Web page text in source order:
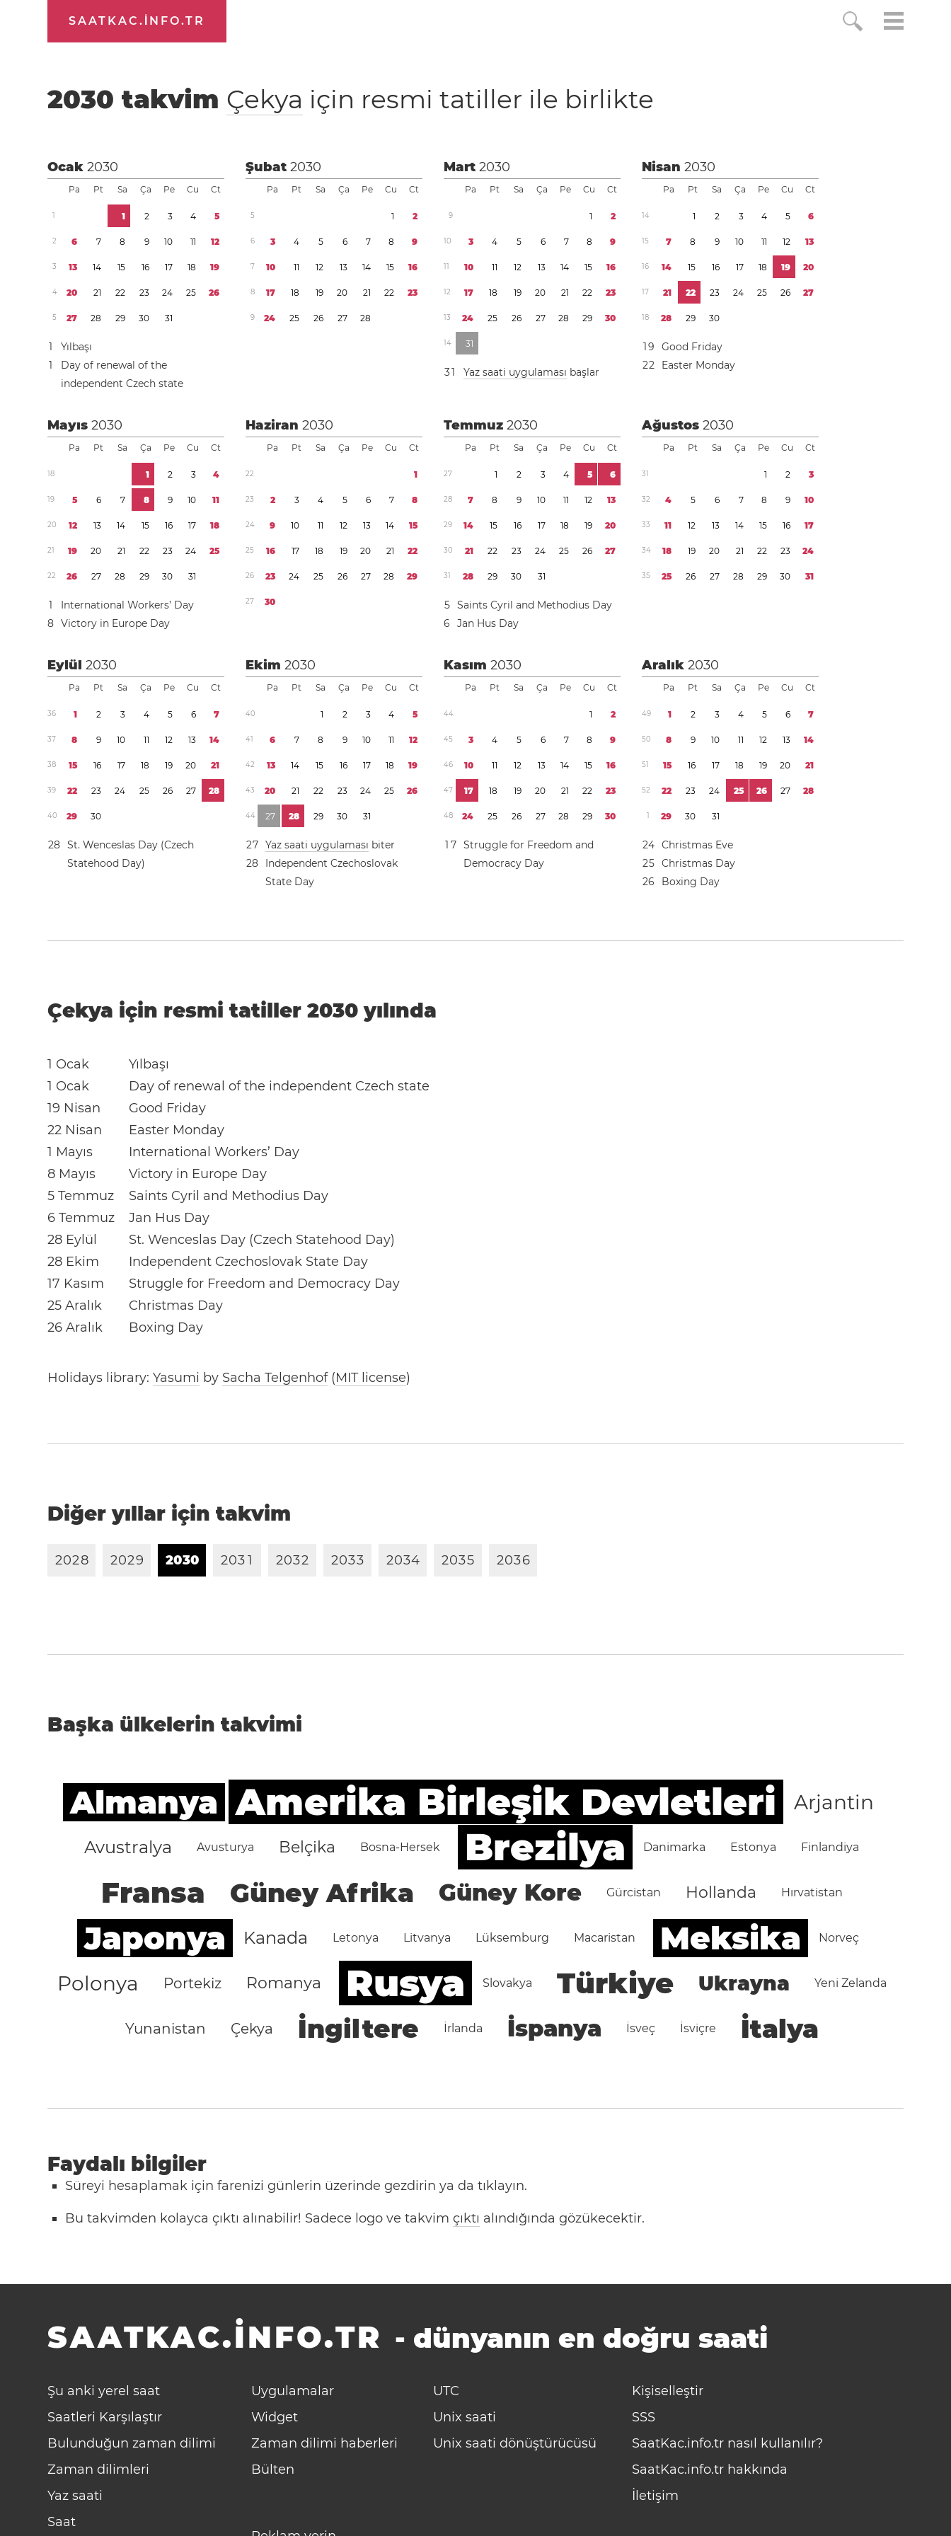
SAATKAC.INFO.TR
2030 takvim Çekya için resmi tatiller ile birlikte
Ocak2030
Pa Pt Sa Ça Pe Cu Ct
1 1 2 3 4 5
2 6 7 8 9 10 11 12
3 13 14 15 16 17 18 19
4 20 21 22 23 24 25 26
5 27 28 29 30 31
1
Yılbaşı
1
Day of renewal of the
independent Czech state
Şubat2030
Pa Pt Sa Ça Pe Cu Ct
5 1 2
6 3 4 5 6 7 8 9
7 10 11 12 13 14 15 16
8 17 18 19 20 21 22 23
9 24 25 26 27 28
Mart2030
Pa Pt Sa Ça Pe Cu Ct
9 1 2
10 3 4 5 6 7 8 9
11 10 11 12 13 14 15 16
12 17 18 19 20 21 22 23
13 24 25 26 27 28 29 30
14 31
31 Yaz saati uygulaması başlar
Nisan2030
Pa Pt Sa Ça Pe Cu Ct
14 1 2 3 4 5 6
15 7 8 9 10 11 12 13
16 14 15 16 17 18 19 20
17 21 22 23 24 25 26 27
18 28 29 30
19
Good Friday
22 Easter Monday
Mayıs2030
Pa Pt Sa Ça Pe Cu Ct
18 1 2 3 4
19 5 6 7 8 9 10 11
20 12 13 14 15 16 17 18
21 19 20 21 22 23 24 25
22 26 27 28 29 30 31
1
International Workers’ Day
8 Victory in Europe Day
Haziran2030
Pa Pt Sa Ça Pe Cu Ct
22 1
23 2 3 4 5 6 7 8
24 9 10 11 12 13 14 15
25 16 17 18 19 20 21 22
26 23 24 25 26 27 28 29
27 30
Temmuz2030
Pa Pt Sa Ça Pe Cu Ct
27 1 2 3 4 5 6
28 7 8 9 10 11 12 13
29 14 15 16 17 18 19 20
30 21 22 23 24 25 26 27
31 28 29 30 31
5 Saints Cyril and Methodius Day
6
Jan Hus Day
Ağustos2030
Pa Pt Sa Ça Pe Cu Ct
31 1 2 3
32 4 5 6 7 8 9 10
33 11 12 13 14 15 16 17
34 18 19 20 21 22 23 24
35 25 26 27 28 29 30 31
Eylül2030
Pa Pt Sa Ça Pe Cu Ct
36 1 2 3 4 5 6 7
37 8 9 10 11 12 13 14
38 15 16 17 18 19 20 21
39 22 23 24 25 26 27 28
40 29 30
28 St. Wenceslas Day (Czech
Statehood Day)
Ekim2030
Pa Pt Sa Ça Pe Cu Ct
40 1 2 3 4 5
41 6 7 8 9 10 11 12
42 13 14 15 16 17 18 19
43 20 21 22 23 24 25 26
44 27 28 29 30 31
27 Yaz saati uygulaması biter
28
Independent Czechoslovak
State Day
Kasım2030
Pa Pt Sa Ça Pe Cu Ct
44 1 2
45 3 4 5 6 7 8 9
46 10 11 12 13 14 15 16
47 17 18 19 20 21 22 23
48 24 25 26 27 28 29 30
1 7 Struggle for Freedom and
Democracy Day
Aralık2030
Pa Pt Sa Ça Pe Cu Ct
49 1 2 3 4 5 6 7
50 8 9 10 11 12 13 14
51 15 16 17 18 19 20 21
52 22 23 24 25 26 27 28
1 29 30 31
24 Christmas Eve
25 Christmas Day
26 Boxing Day
Çekya için resmi tatiller 2030 yılında
1 Ocak
Yılbaşı
1 Ocak
Day of renewal of the independent Czech state
19 Nisan
Good Friday
22 Nisan
Easter Monday
1 Mayıs
International Workers’ Day
8 Mayıs
Victory in Europe Day
5 Temmuz
Saints Cyril and Methodius Day
6 Temmuz
Jan Hus Day
28 Eylül
St. Wenceslas Day (Czech Statehood Day)
28 Ekim
Independent Czechoslovak State Day
17 Kasım
Struggle for Freedom and Democracy Day
25 Aralık
Christmas Day
26 Aralık
Boxing Day
Holidays library:Yasumi by Sacha Telgenhof(MIT license)
Diğer yıllar için takvim
2028 2029 2030 2031 2032 2033 2034 2035 2036
Başka ülkelerin takvimi
Almanya Amerika Birleşik Devletleri Arjantin
Avustralya Avusturya Belçika Bosna-Hersek Brezilya Danimarka Estonya Finlandiya
Fransa Güney Afrika Güney Kore Gürcistan Hollanda Hırvatistan
Japonya Kanada Letonya Litvanya Lüksemburg Macaristan Meksika Norveç
Polonya Portekiz Romanya Rusya Slovakya Türkiye Ukrayna Yeni Zelanda
Yunanistan Çekya İngiltere İrlanda İspanya İsveç İsviçre İtalya
Faydalı bilgiler
Süreyi hesaplamak için farenizi günlerin üzerinde gezdirin ya da tıklayın.
Bu takvimden kolayca çıktı alınabilir! Sadece logo ve takvimçıktı alındığında gözükecektir.
SAATKAC.INFO.TR - dünyanın en doğru saati
Şu anki yerel saat
Saatleri Karşılaştır
Bulunduğun zaman dilimi
Zaman dilimleri
Yaz saati
Saat
Uygulamalar
Widget
Zaman dilimi haberleri
Bülten
UTC
Unix saati
Unix saati dönüştürücüsü
Kişiselleştir
SSS
SaatKac.info.tr nasıl kullanılır?
SaatKac.info.tr hakkında
İletişim